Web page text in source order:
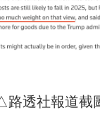
路透社報道截